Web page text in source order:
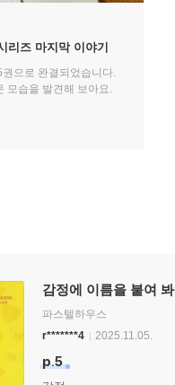
리즈 마지막 이야기
권으로 완결되었습니다.
모습을 발견해 보아요.
감정에 이름을 붙여 봐
파스텔하우스
r*******4
2025.11.05.
p.5